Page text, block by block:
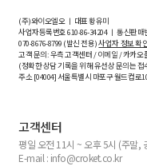
(주)와이오엘오 ㅣ 대표 황유미
사업자등록번호610-86-34204ㅣ 통신판매
070-8676-8799 (발신 전용)사업자 정보 확
고객 문의: 우측 고객센터 / 이메일 / 카카
(정확한 상담 기록을 위해 유선상 문의는
주소 [04004] 서울특별시 마포구 월드컵로
고객센터
평일 오전 11시 ~ 오후 5시 (주말,
E-mail : info@croket.co.kr